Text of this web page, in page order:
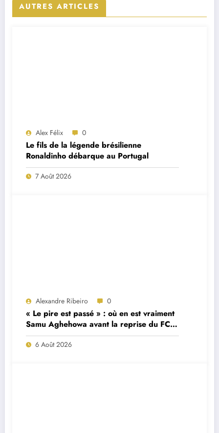
AUTRES ARTICLES
Alex Félix 0
Le fils de la légende brésilienne
Ronaldinho débarque au Portugal
7 Août 2026
Alexandre Ribeiro 0
« Le pire est passé » : où en est vraiment
Samu Aghehowa avant la reprise du FC
Porto ?
6 Août 2026